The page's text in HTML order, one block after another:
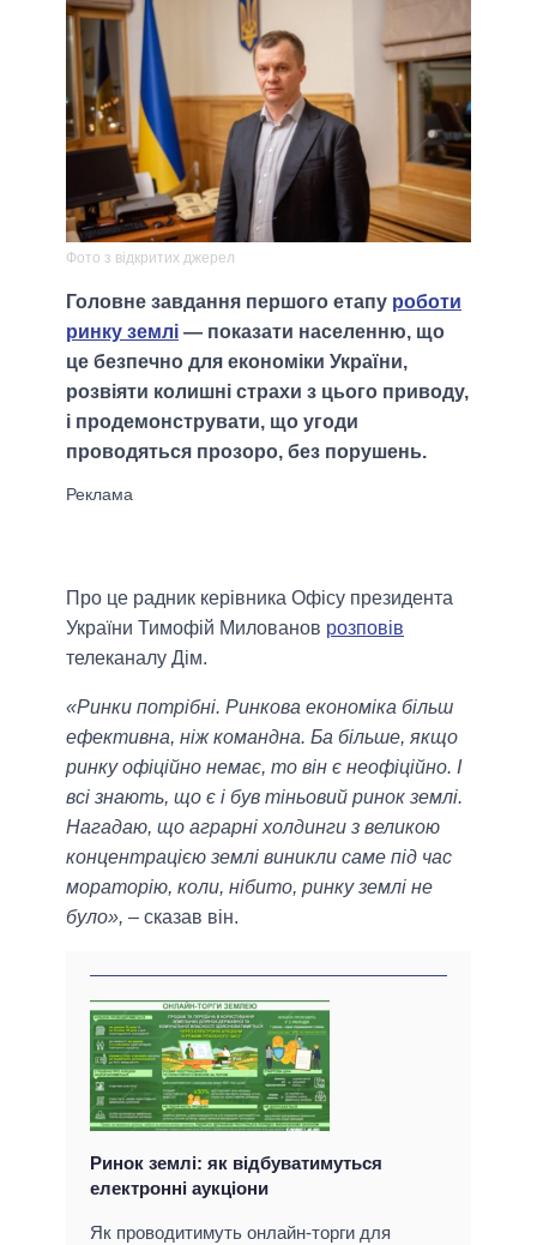
Фото з відкритих джерел
Головне завдання першого етапу роботи
ринку землі — показати населенню, що
це безпечно для економіки України,
розвіяти колишні страхи з цього приводу,
і продемонструвати, що угоди
проводяться прозоро, без порушень.
Про це радник керівника Офісу президента
України Тимофій Милованов розповів
телеканалу Дім.
«Ринки потрібні. Ринкова економіка більш
ефективна, ніж командна. Ба більше, якщо
ринку офіційно немає, то він є неофіційно. І
всі знають, що є і був тіньовий ринок землі.
Нагадаю, що аграрні холдинги з великою
концентрацією землі виникли саме під час
мораторію, коли, нібито, ринку землі не
було», – сказав він.
Ринок землі: як відбуватимуться
електронні аукціони
Як проводитимуть онлайн-торги для